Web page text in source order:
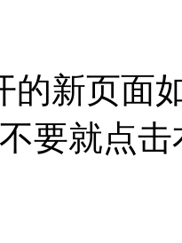
的新页面
要就点